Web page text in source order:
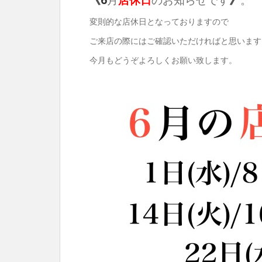
変則的な店休日となっておりますので
ご来店の際にはご確認いただければと思いま
今月もどうぞよろしくお願い致します。